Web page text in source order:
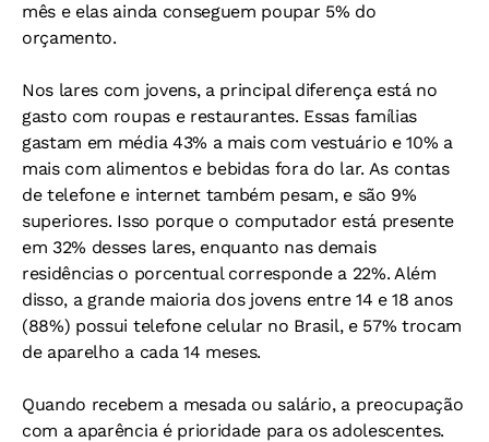
mês e elas ainda conseguem poupar 5% do
orçamento.
Nos lares com jovens, a principal diferença está no
gasto com roupas e restaurantes. Essas famílias
gastam em média 43% a mais com vestuário e 10% a
mais com alimentos e bebidas fora do lar. As contas
de telefone e internet também pesam, e são 9%
superiores. Isso porque o computador está presente
em 32% desses lares, enquanto nas demais
residências o porcentual corresponde a 22%. Além
disso, a grande maioria dos jovens entre 14 e 18 anos
(88%) possui telefone celular no Brasil, e 57% trocam
de aparelho a cada 14 meses.
Quando recebem a mesada ou salário, a preocupação
com a aparência é prioridade para os adolescentes.